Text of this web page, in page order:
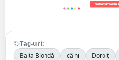
Tag-uri:
Balta Blondă câini Dorolț